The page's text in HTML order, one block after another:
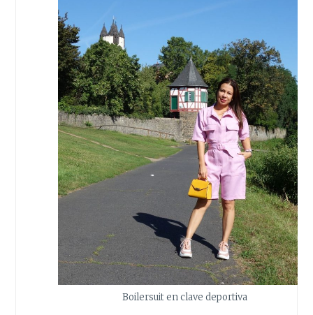
Boilersuit en clave deportiva